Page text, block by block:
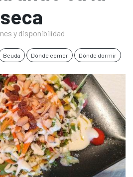
seca
y disponibilidad
Beuda Dónde comer Dónde dormir